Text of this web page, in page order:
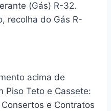
(Gás) R-32.
recolha do Gás R-
acima de
Piso Teto e Cassete:
e Contratos